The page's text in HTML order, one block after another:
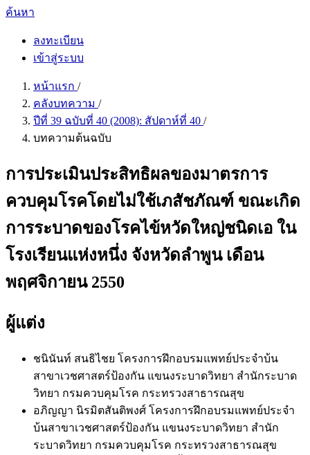
ค้นหา
ลงทะเบียน
เข้าสู่ระบบ
หน้าแรก /
คลังบทความ /
ปีที่ 39 ฉบับที่ 40 (2008): สัปดาห์ที่ 40 /
บทความต้นฉบับ
การประเมินประสิทธิผลของมาตรการ
ควบคุมโรคโดยไม่ใช้เภสัชภัณฑ์ ขณะเกิด
การระบาดของโรคไข้หวัดใหญ่ชนิดเอ ใน
โรงเรียนแห่งหนึ่ง จังหวัดลำพูน เดือน
พฤศจิกายน 2550
ผู้แต่ง
ชนินันท์ สนธิไชย โครงการฝึกอบรมแพทย์ประจำบ้น
สาขาเวชศาสตร์ป้องกัน แขนงระบาดวิทยา สำนักระบาด
วิทยา กรมควบคุมโรค กระทรวงสาธารณสุข
อภิญญา นิรมิตสันติพงศ์ โครงการฝึกอบรมแพทย์ประจำ
บ้นสาขาเวชศาสตร์ป้องกัน แขนงระบาดวิทยา สำนัก
ระบาดวิทยา กรมควบคุมโรค กระทรวงสาธารณสุข